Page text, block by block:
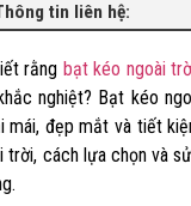
tin liên hệ:
rằng bạt kéo ngoài
nghiệt? Bạt kéo
mái, đẹp mắt và tiết
trời, cách lựa chọn và